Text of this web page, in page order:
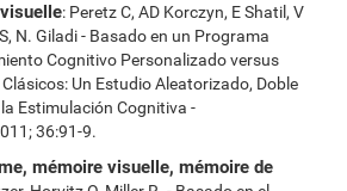
: Peretz C, AD Korczyn, E Shatil, V
N. Giladi - Basado en un Programa
Cognitivo Personalizado versus
Un Estudio Aleatorizado, Doble
Estimulación Cognitiva -
36:91-9.
mémoire visuelle, mémoire de